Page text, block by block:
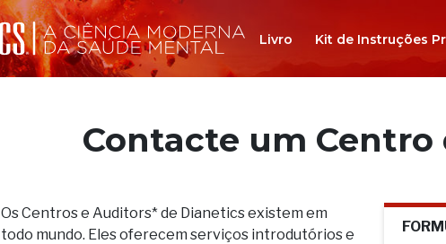
Livro Kit de Instruções
Contacte um Centro
Os Centros e Auditors* de Dianetics existem em
todo mundo. Eles oferecem serviços introdutórios e